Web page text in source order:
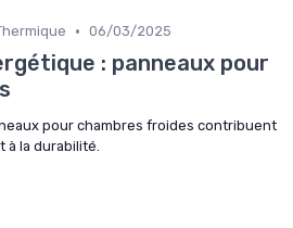
• 06/03/2025
: panneaux pour
pour chambres froides contribuent
à la durabilité.